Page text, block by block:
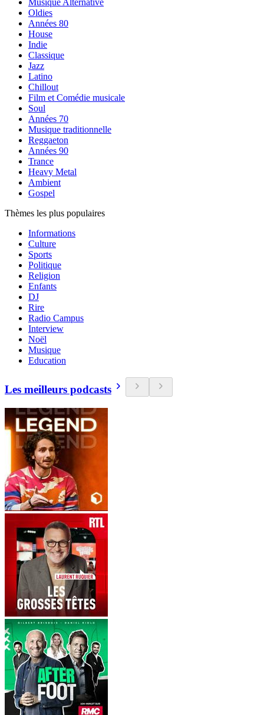
Musique Alternative
Oldies
Années 80
House
Indie
Classique
Jazz
Latino
Chillout
Film et Comédie musicale
Soul
Années 70
Musique traditionnelle
Reggaeton
Années 90
Trance
Heavy Metal
Ambient
Gospel
Thèmes les plus populaires
Informations
Culture
Sports
Politique
Religion
Enfants
DJ
Rire
Radio Campus
Interview
Noël
Musique
Education
Les meilleurs podcasts